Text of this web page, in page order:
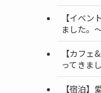
【イベ
ました。
【カフ
ってきま
【宿泊